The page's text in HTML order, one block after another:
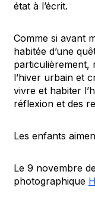
état à l’écrit.
Comme si avant
habitée d’une
particulièrement,
l’hiver urbain et
vivre et habiter
réflexion et des
Les enfants
Le 9 novembre
photographique